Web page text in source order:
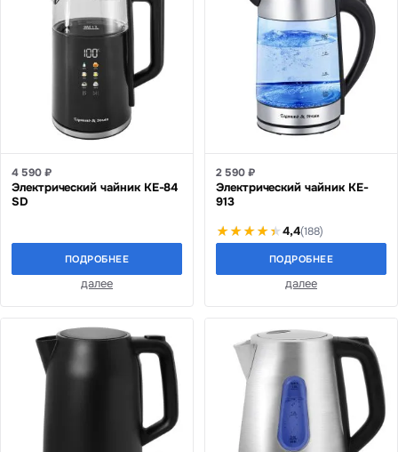
4 590 ₽
Электрический чайник KE-84
SD
ПОДРОБНЕЕ
далее
2 590 ₽
Электрический чайник KE-
913
4,4(188)
ПОДРОБНЕЕ
далее